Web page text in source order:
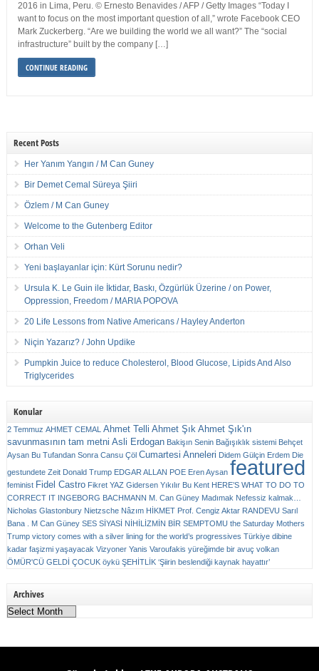
2016 in Lima, Peru. © Ernesto Benavides / AFP / Getty Images “Today I
want to focus on the most important question of all,” wrote Facebook CEO
Mark Zuckerberg. “Are we building the world we all want?” The “social
infrastructure” built by the company […]
CONTINUE READING
Recent Posts
Her Yanım Yangın / M Can Guney
Bir Demet Cemal Süreya Şiiri
Özlem / M Can Guney
Welcome to the Gutenberg Editor
Orhan Veli
Yeni başlayanlar için: Kürt Sorunu nedir?
Ursula K. Le Guin ile İktidar, Baskı, Özgürlük Üzerine / on Power,
Oppression, Freedom / MARIA POPOVA
20 Life Lessons from Native Americans / Hayley Anderton
Niçin Yazarız? / John Updike
Pumpkin Juice to reduce Cholesterol, Blood Glucose, Lipids And Also
Triglycerides
Konular
2 Temmuz AHMET CEMAL Ahmet Telli Ahmet Şık Ahmet Şık'ın
savunmasının tam metni Asli Erdogan Bakişın Senin Bağışıklık sistemi Behçet
Aysan Bu Tufandan Sonra Cansu Çöl Cumartesi Anneleri Didem Gülçin Erdem Die
gestundete Zeit Donald Trump EDGAR ALLAN POE Eren Aysan featured
feminist Fidel Castro Fikret YAZ Gidersen Yıkılır Bu Kent HERE’S WHAT TO DO TO
CORRECT IT INGEBORG BACHMANN M. Can Güney Madımak Nefessiz kalmak…
Nicholas Glastonbury Nietzsche Nâzım HİKMET Prof. Cengiz Aktar RANDEVU Sarıl
Bana . M Can Güney SES SİYASİ NİHİLİZMİN BİR SEMPTOMU the Saturday Mothers
Trump victory comes with a silver lining for the world’s progressives Türkiye dibine
kadar faşizmi yaşayacak Vizyoner Yanis Varoufakis yüreğimde bir avuç volkan
ÖMÜR'CÜ GELDİ ÇOCUK öykü ŞEHİTLİK ‘Şiirin beslendiği kaynak hayattır’
Archives
Archives